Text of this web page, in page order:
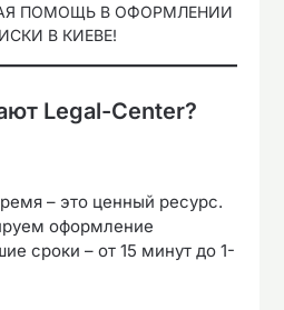
ПОМОЩЬ В ОФОРМЛЕНИИ
В КИЕВЕ!
Legal-Center?
– это ценный ресурс.
оформление
сроки – от 15 минут до 1-